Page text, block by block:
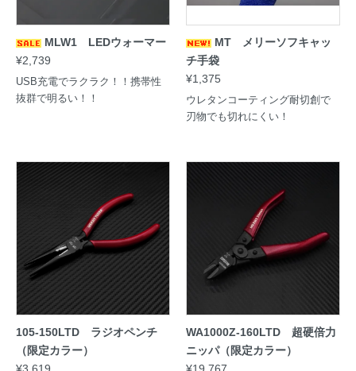
MLW1 LEDウォーマー
¥2,739
USB充電でラクラク！！携帯性
抜群で明るい！！
MT メリーソフキャッ
チ手袋
¥1,375
ウレタンコーティング耐切創で
刃物でも切れにくい！
105-150LTD ラジオペンチ
（限定カラー）
WA1000Z-160LTD 超硬倍力
ニッパ（限定カラー）